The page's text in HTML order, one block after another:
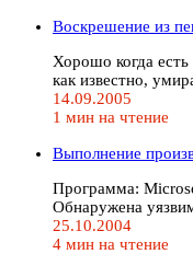
Воскрешение из
Хорошо когда
как известно,
14.09.2005
1 мин на чтение
Выполнение
Программа:
Обнаружена
25.10.2004
4 мин на чтение